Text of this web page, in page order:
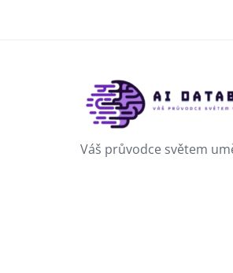
Váš průvodce světem